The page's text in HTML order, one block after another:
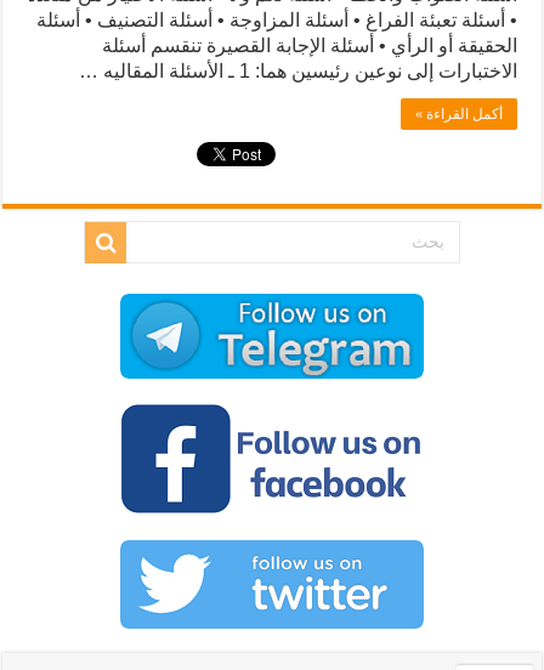
• أسئلة تعبئة الفراغ • أسئلة المزاوجة • أسئلة التصنيف • أسئلة
الحقيقة أو الرأي • أسئلة الإجابة القصيرة تنقسم أسئلة
الاختبارات إلى نوعين رئيسين هما: 1 ـ الأسئلة المقاليه …
أكمل القراءة »